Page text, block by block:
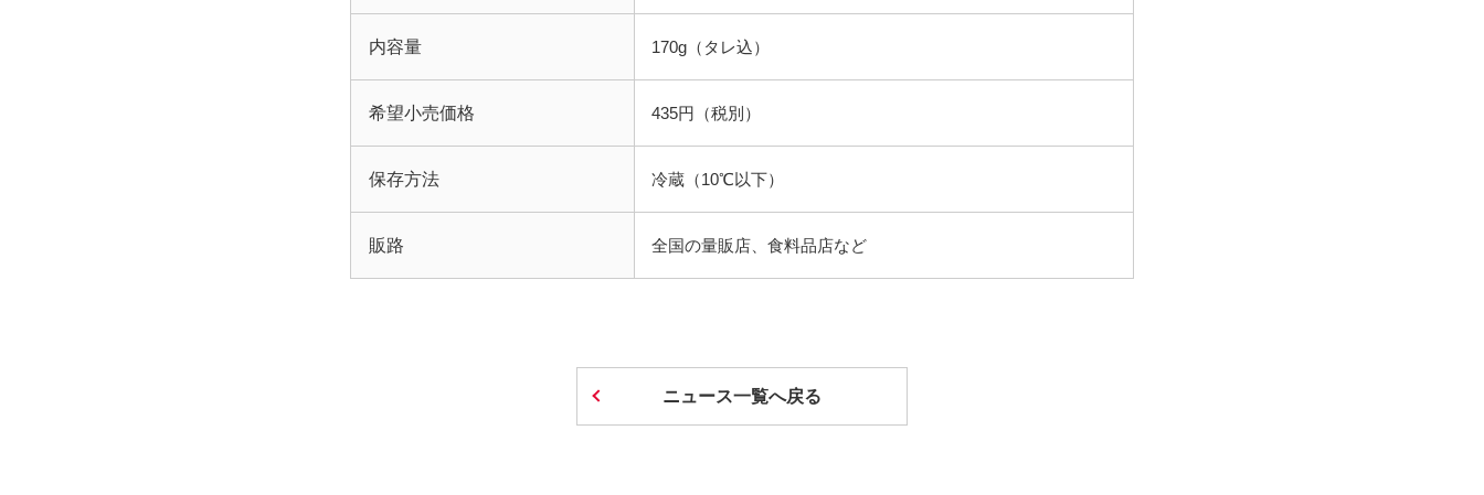
内容量 170g（タレ込）
希望小売価格 435円（税別）
保存方法 冷蔵（10℃以下）
販路 全国の量販店、食料品店など
ニュース一覧へ戻る